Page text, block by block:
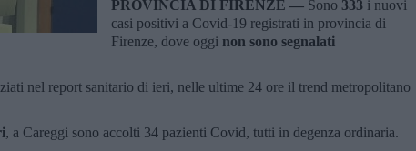
PROVINCIA DI FIRENZE — Sono 333 i nuovi
casi positivi a Covid-19 registrati in provincia di
Firenze, dove oggi non sono segnalati
nel report sanitario di ieri, nelle ultime 24 ore il trend metropolitano
, a Careggi sono accolti 34 pazienti Covid, tutti in degenza ordinaria.